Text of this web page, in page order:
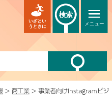
メニュー
いざとい
うときに
検索
> 商工業 > 事業者向けInstagramビジ